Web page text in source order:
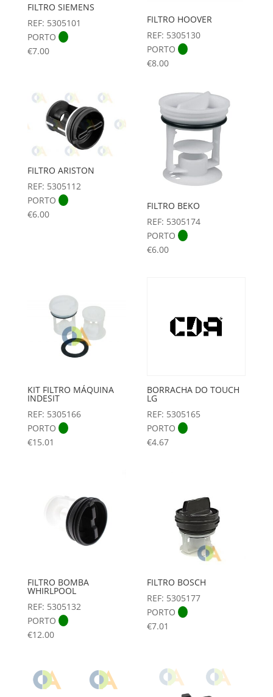
FILTRO SIEMENS
REF: 5305101
PORTO
€7.00
FILTRO HOOVER
REF: 5305130
PORTO
€8.00
FILTRO ARISTON
REF: 5305112
PORTO
€6.00
FILTRO BEKO
REF: 5305174
PORTO
€6.00
KIT FILTRO MÁQUINA
INDESIT
REF: 5305166
PORTO
€15.01
BORRACHA DO TOUCH
LG
REF: 5305165
PORTO
€4.67
FILTRO BOMBA
WHIRLPOOL
REF: 5305132
PORTO
€12.00
FILTRO BOSCH
REF: 5305177
PORTO
€7.01